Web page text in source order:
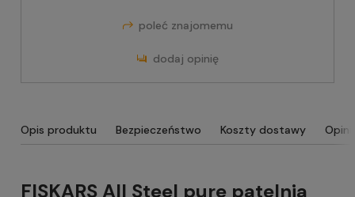
poleć znajomemu
dodaj opinię
Opis produktu Bezpieczeństwo Koszty dostawy
FISKARS All Steel pure patelnia